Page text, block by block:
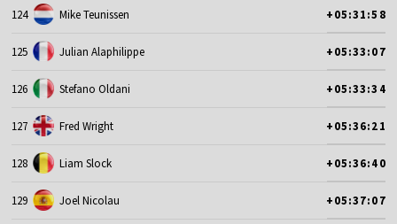
124 Mike Teunissen +05:31:58
125 Julian Alaphilippe +05:33:07
126 Stefano Oldani +05:33:34
127 Fred Wright +05:36:21
128 Liam Slock +05:36:40
129 Joel Nicolau +05:37:07